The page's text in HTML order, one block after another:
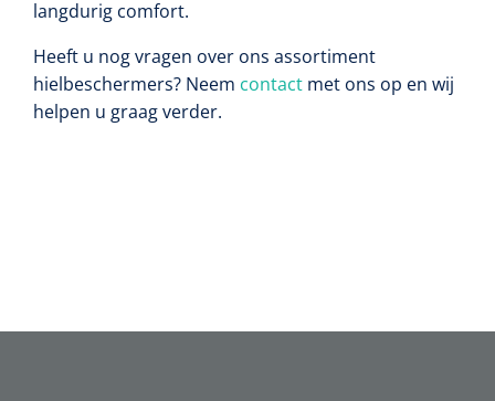
langdurig comfort.
Heeft u nog vragen over ons assortiment
hielbeschermers? Neem contact met ons op en wij
helpen u graag verder.